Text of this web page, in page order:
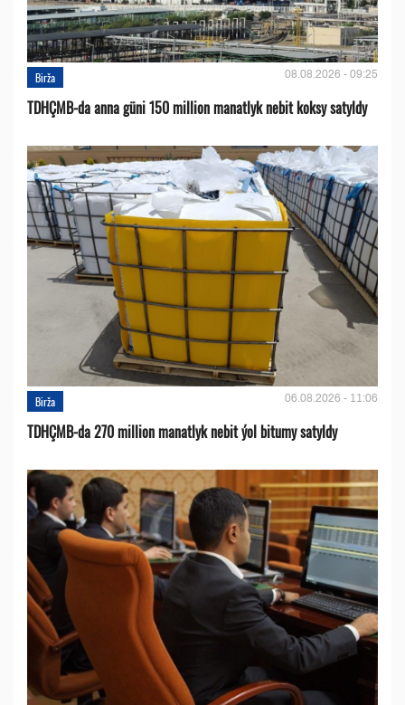
Birža 08.08.2026 - 09:25
TDHÇMB-da anna güni 150 million manatlyk nebit koksy satyldy
Birža 06.08.2026 - 11:06
TDHÇMB-da 270 million manatlyk nebit ýol bitumy satyldy